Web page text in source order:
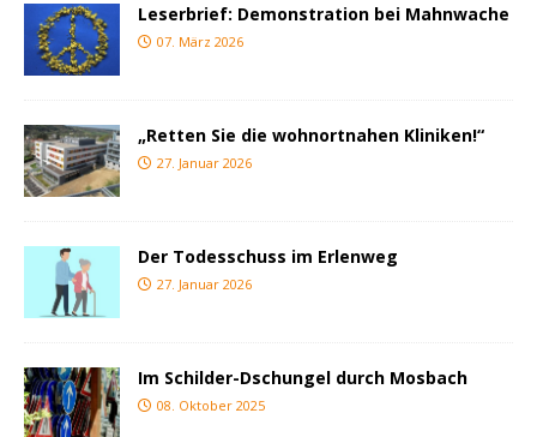
Leserbrief: Demonstration bei Mahnwache
07. März 2026
„Retten Sie die wohnortnahen Kliniken!“
27. Januar 2026
Der Todesschuss im Erlenweg
27. Januar 2026
Im Schilder-Dschungel durch Mosbach
08. Oktober 2025